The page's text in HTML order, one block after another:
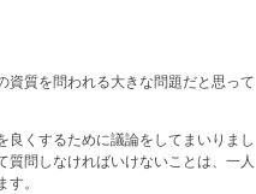
資質を問われる大きな問題だと思って
良くするために議論をしてまいりまし
問しなければいけないことは、一人
。